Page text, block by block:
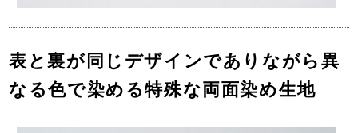
表と裏が同じデザインでありながら異
なる色で染める特殊な両面染め生地